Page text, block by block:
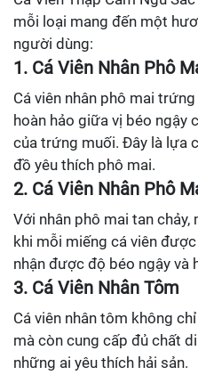
mỗi loại mang đến một
người dùng:
1. Cá Viên Nhân Phô
Cá viên nhân phô mai
hoàn hảo giữa vị béo ngậy
của trứng muối. Đây là lựa
đồ yêu thích phô mai.
2. Cá Viên Nhân Phô
Với nhân phô mai tan
khi mỗi miếng cá viên
nhận được độ béo ngậy và
3. Cá Viên Nhân Tôm
Cá viên nhân tôm không
mà còn cung cấp đủ chất
những ai yêu thích hải sản.